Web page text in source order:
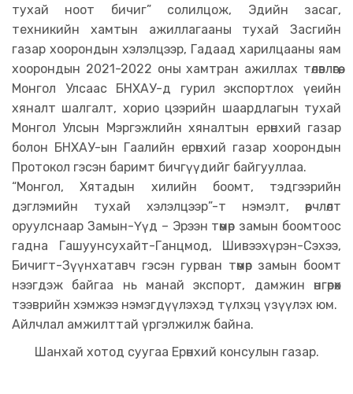
тухай ноот бичиг” солилцож, Эдийн засаг,
техникийн хамтын ажиллагааны тухай Засгийн
газар хоорондын хэлэлцээр, Гадаад харилцааны яам
хоорондын 2021-2022 оны хамтран ажиллах төлөвлөгөө,
Монгол Улсаас БНХАУ-д гурил экспортлох үеийн
хяналт шалгалт, хорио цээрийн шаардлагын тухай
Монгол Улсын Мэргэжлийн хяналтын ерөнхий газар
болон БНХАУ-ын Гаалийн ерөнхий газар хоорондын
Протокол гэсэн баримт бичгүүдийг байгууллаа.
“Монгол, Хятадын хилийн боомт, тэдгээрийн
дэглэмийн тухай хэлэлцээр”-т нэмэлт, өөрчлөлт
оруулснаар Замын-Үүд – Эрээн төмөр замын боомтоос
гадна Гашуунсухайт-Ганцмод, Шивээхүрэн-Сэхээ,
Бичигт-Зүүнхатавч гэсэн гурван төмөр замын боомт
нээгдэж байгаа нь манай экспорт, дамжин өнгөрөх
тээврийн хэмжээ нэмэгдүүлэхэд түлхэц үзүүлэх юм.
Айлчлал амжилттай үргэлжилж байна.
Шанхай хотод суугаа Ерөнхий консулын газар.